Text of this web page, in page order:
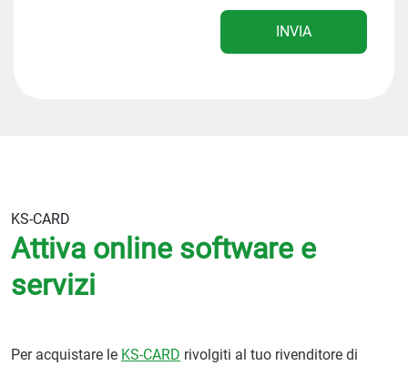
INVIA
KS-CARD
Attiva online software e
servizi
Per acquistare le KS-CARD rivolgiti al tuo rivenditore di